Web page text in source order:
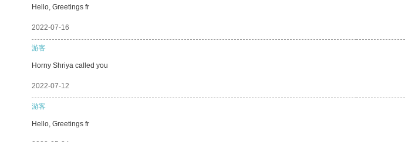
Hello, Greetings fr
2022-07-16
游客
Horny Shriya called you
2022-07-12
游客
Hello, Greetings fr